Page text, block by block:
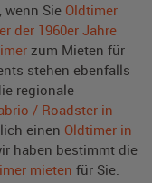
wenn Sie Oldtimer
der 1960er Jahre
zum Mieten für
stehen ebenfalls
regionale
/ Roadster in
einen Oldtimer in
haben bestimmt die
mieten für Sie.